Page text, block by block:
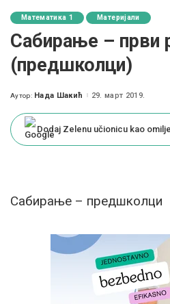
Математика 1 Материјали
Сабирање – први
(предшколци)
Posted
Аутор: Нада Шакић 29. март 2019.
Dodaj Zelenu učionicu kao
Сабирање – предшколци